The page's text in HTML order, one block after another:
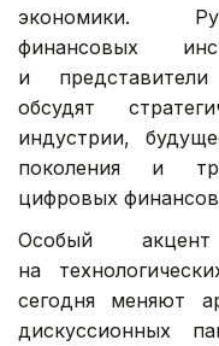
экономики.
финансовых
и представители
обсудят
индустрии,
поколения и
цифровых
Особый
на
сегодня меняют
дискуссионных